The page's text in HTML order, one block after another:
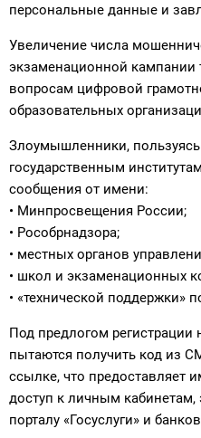
персональные данные и
Увеличение числа
экзаменационной кампании
вопросам цифровой
образовательных
Злоумышленники,
государственным
сообщения от имени:
• Минпросвещения России;
• Рособрнадзора;
• местных органов
• школ и экзаменационных
• «технической поддержки»
Под предлогом регистрации
пытаются получить код из
ссылке, что предоставляет
доступ к личным
порталу «Госуслуги» и